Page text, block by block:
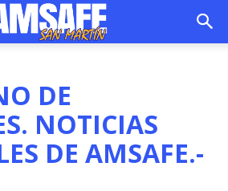
DE
NOTICIAS
DE AMSAFE.-